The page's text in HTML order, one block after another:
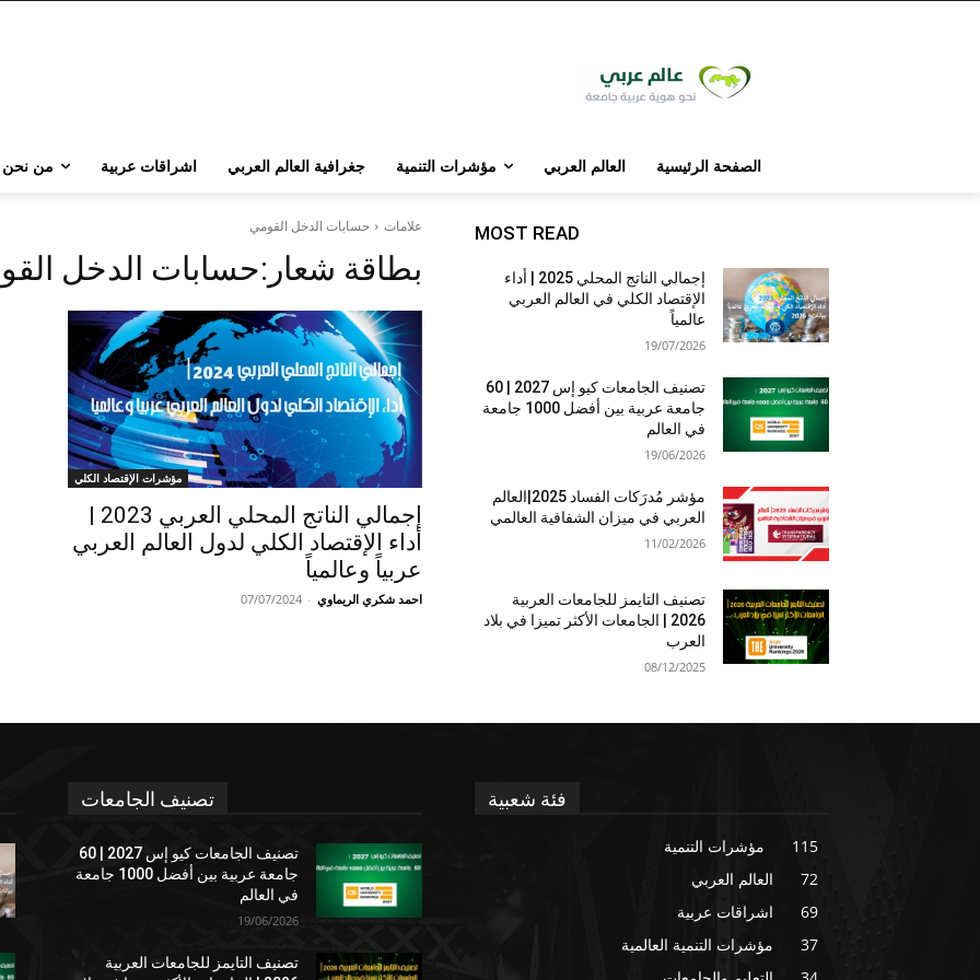
الصفحة الرئيسية العالم العربي مؤشرات التنمية جغرافية العالم العربي اشراقات عربية من نحن
علامات حسابات الدخل القومي
بطاقة شعار:حسابات الدخل
مؤشرات الإقتصاد الكلي
إجمالي الناتج المحلي العربي 2023 |
أداء الإقتصاد الكلي لدول العالم العربي
عربياً وعالمياً
احمد شكري الريماوي -
07/07/2024
MOST READ
إجمالي الناتج المحلي 2025 | أداء
الإقتصاد الكلي في العالم العربي
عالمياً
19/07/2026
تصنيف الجامعات كيو إس 2027 | 60
جامعة عربية بين أفضل 1000 جامعة
في العالم
19/06/2026
مؤشر مُدرَكات الفساد 2025|العالم
العربي في ميزان الشفافية العالمي
11/02/2026
تصنيف التايمز للجامعات العربية
2026 | الجامعات الأكثر تميزا في بلاد
العرب
08/12/2025
تصنيف الجامعات
تصنيف الجامعات كيو إس 2027 | 60
جامعة عربية بين أفضل 1000 جامعة
في العالم
19/06/2026
تصنيف التايمز للجامعات العربية
فئة شعبية
مؤشرات التنمية
115
العالم العربي
72
اشراقات عربية
69
مؤشرات التنمية العالمية
37